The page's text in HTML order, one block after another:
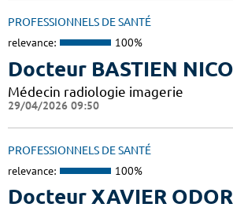
PROFESSIONNELS DE SANTÉ
relevance: 100%
Docteur BASTIEN
Médecin radiologie imagerie
29/04/2026 09:50
PROFESSIONNELS DE SANTÉ
relevance: 100%
Docteur XAVIER